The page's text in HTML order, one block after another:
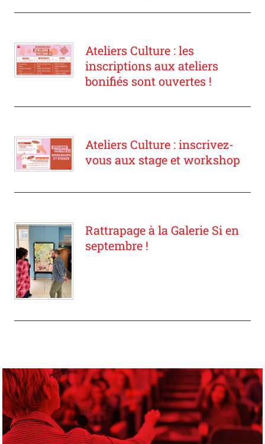
Ateliers Culture : les
inscriptions aux ateliers
bonifiés sont ouvertes !
Ateliers Culture : inscrivez-
vous aux stage et workshop
Rattrapage à la Galerie Si en
septembre !